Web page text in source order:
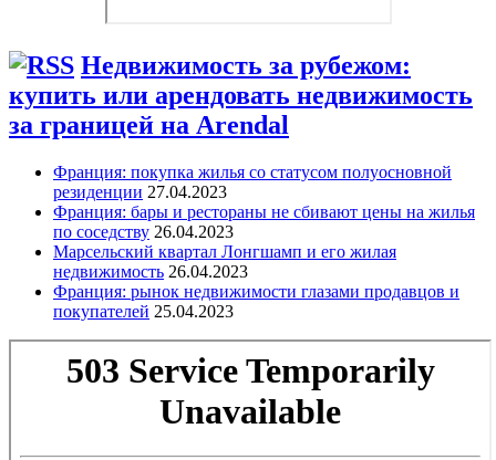
Недвижимость за рубежом:
купить или арендовать недвижимость
за границей на Arendal
Франция: покупка жилья со статусом полуосновной
резиденции 27.04.2023
Франция: бары и рестораны не сбивают цены на жилья
по соседству 26.04.2023
Марсельский квартал Лонгшамп и его жилая
недвижимость 26.04.2023
Франция: рынок недвижимости глазами продавцов и
покупателей 25.04.2023